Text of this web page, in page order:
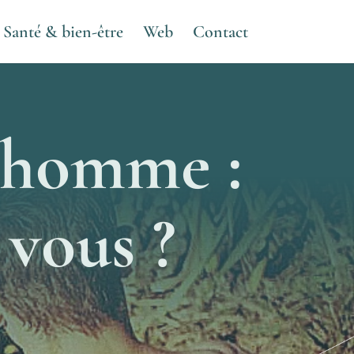
Santé & bien-être Web Contact
:
?